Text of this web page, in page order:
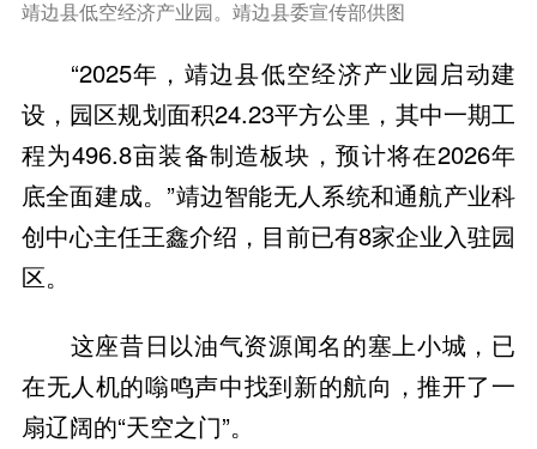
靖边县低空经济产业园。靖边县委宣传部供图
“2025年，靖边县低空经济产业园启动建
设，园区规划面积24.23平方公里，其中一期工
程为496.8亩装备制造板块，预计将在2026年
底全面建成。”靖边智能无人系统和通航产业科
创中心主任王鑫介绍，目前已有8家企业入驻园
区。
这座昔日以油气资源闻名的塞上小城，已
在无人机的嗡鸣声中找到新的航向，推开了一
扇辽阔的“天空之门”。